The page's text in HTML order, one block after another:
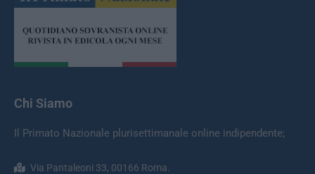
Chi Siamo
Il Primato Nazionale plurisettimanale online indipendente;
Via Pantaleoni 33, 00166 Roma.